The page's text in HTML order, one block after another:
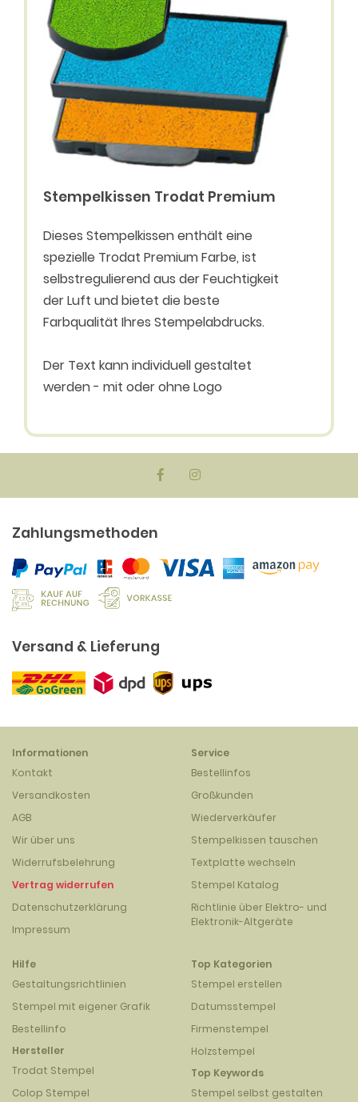
Stempelkissen Trodat Premium
Dieses Stempelkissen enthält eine
spezielle Trodat Premium Farbe, ist
selbstregulierend aus der Feuchtigkeit
der Luft und bietet die beste
Farbqualität Ihres Stempelabdrucks.
Der Text kann individuell gestaltet
werden - mit oder ohne Logo
Zahlungsmethoden
Versand & Lieferung
Informationen
Kontakt
Versandkosten
AGB
Wir über uns
Widerrufsbelehrung
Vertrag widerrufen
Datenschutzerklärung
Impressum
Service
Bestellinfos
Großkunden
Wiederverkäufer
Stempelkissen tauschen
Textplatte wechseln
Stempel Katalog
Richtlinie über Elektro- und
Elektronik-Altgeräte
Hilfe
Gestaltungsrichtlinien
Stempel mit eigener Grafik
Bestellinfo
Hersteller
Trodat Stempel
Colop Stempel
Top Kategorien
Stempel erstellen
Datumsstempel
Firmenstempel
Holzstempel
Top Keywords
Stempel selbst gestalten